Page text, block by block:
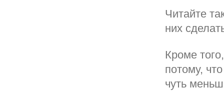
Читайте
них
Кроме
потому,
чуть